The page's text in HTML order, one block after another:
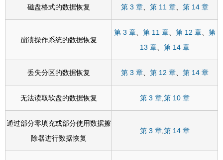
磁盘格式的数据恢复 第 3 章 第 11 章 第 14 章
崩溃操作系统的数据恢复
第 3 章 第 11 章 第 12 章
第
13 章
第 14 章
丢失分区的数据恢复 第 3 章 第 12 章 第 14 章
无法读取软盘的数据恢复 第 3 章 第 10 章
通过部分零填充或部分使用数据擦
除器进行数据恢复
第 3 章 第 14 章